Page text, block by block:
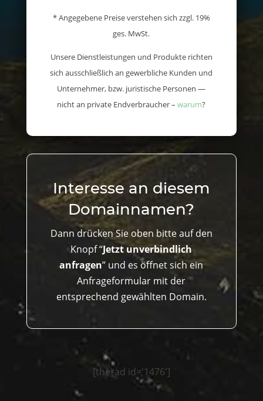
* Angegebene Preise verstehen sich zzgl. 19%
ges. MwSt.
Unsere Dienstleistungen und Produkte richten
sich ausschließlich an gewerbliche Kunden und
Unternehmer, bzw. juristische Personen —
nicht an private Endverbraucher –warum?
Interesse an diesem
Domainnamen?
Dann drücken Sie oben bitte auf den
Knopf “Jetzt unverbindlich
anfragen” und es öffnet sich ein
Anfrageformular mit der
entsprechend gewählten Domain.
[the_ad id='1476']